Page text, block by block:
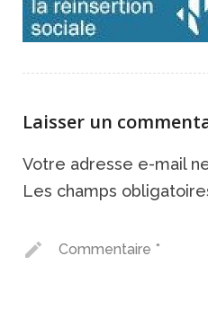
Laisser un
Votre adresse e-mail
Les champs
Commentaire *